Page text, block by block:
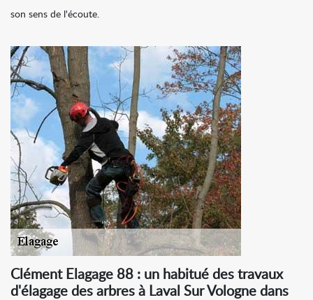
son sens de l'écoute.
Clément Elagage 88 : un habitué des travaux
d'élagage des arbres à Laval Sur Vologne dans